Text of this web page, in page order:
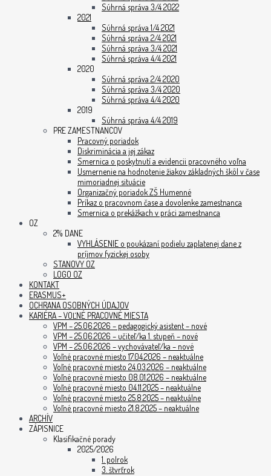
Súhrná správa 3/4 2022
2021
Súhrná správa 1/4 2021
Súhrná správa 2/4 2021
Súhrná správa 3/4 2021
Súhrná správa 4/4 2021
2020
Súhrná správa 2/4 2020
Súhrná správa 3/4 2020
Súhrná správa 4/4 2020
2019
Súhrná správa 4/4 2019
PRE ZAMESTNANCOV
Pracovný poriadok
Diskriminácia a jej zákaz
Smernica o poskytnutí a evidencii pracovného voľna
Usmernenie na hodnotenie žiakov základných škôl v čase
mimoriadnej situácie
Organizačný poriadok ZŠ Humenné
Príkaz o pracovnom čase a dovolenke zamestnanca
Smernica o prekážkach v práci zamestnanca
OZ
2% DANE
VYHLÁSENIE o poukázaní podielu zaplatenej dane z
príjmov fyzickej osoby
STANOVY OZ
LOGO OZ
KONTAKT
ERASMUS+
OCHRANA OSOBNÝCH ÚDAJOV
KARIÉRA – VOĽNÉ PRACOVNÉ MIESTA
VPM – 25.06.2026 – pedagogický asistent – nové
VPM – 25.06.2026 – učiteľ/ka 1. stupeň – nové
VPM – 25.06.2026 – vychovávateľ/ka – nové
Voľné pracovné miesto 17.04.2026 – neaktuálne
Voľné pracovné miesto 24.03.2026 – neaktuálne
Voľné pracovné miesto 08.01.2026 – neaktuálne
Voľné pracovné miesto 04.11.2025 – neaktuálne
Voľné pracovné miesto 25.8.2025 – neaktuálne
Voľné pracovné miesto 21.8.2025 – neaktuálne
ARCHÍV
ZÁPISNICE
Klasifikačné porady
2025/2026
1. polrok
3. štvrťrok